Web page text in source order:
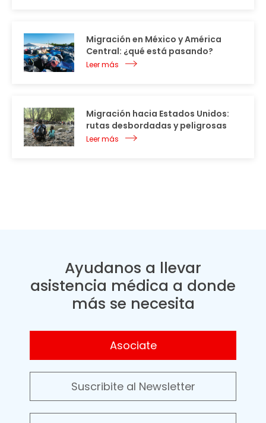
Migración en México y América
Central: ¿qué está pasando?
Leer más
Migración hacia Estados Unidos:
rutas desbordadas y peligrosas
Leer más
Ayudanos a llevar
asistencia médica a donde
más se necesita
Asociate
Suscribite al Newsletter